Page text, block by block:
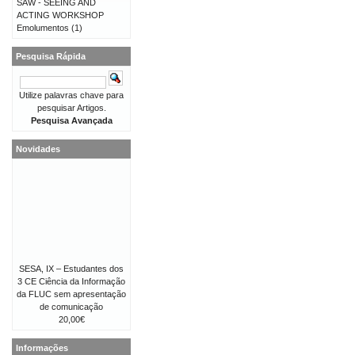
SAW - SEEING AND
ACTING WORKSHOP
Emolumentos (1)
Pesquisa Rápida
Utilize palavras chave para
pesquisar Artigos.
Pesquisa Avançada
Novidades
SESA, IX – Estudantes dos
3 CE Ciência da Informação
da FLUC sem apresentação
de comunicação
20,00€
Informações